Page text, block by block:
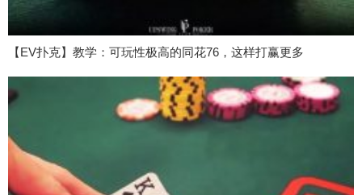
【EV扑克】教学：可玩性极高的同花76，这样打赢更多